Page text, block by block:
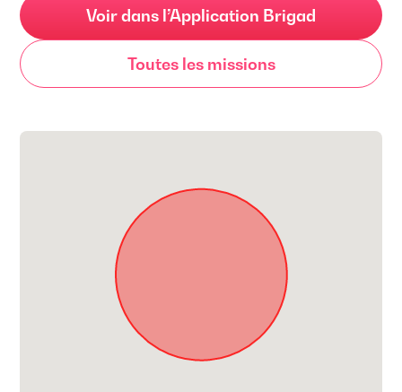
Voir dans l’Application Brigad
Toutes les missions